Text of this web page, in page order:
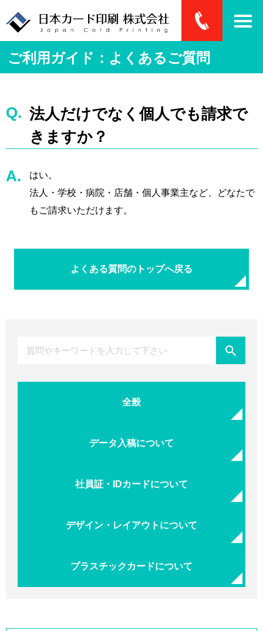
ご利用ガイド：よくあるご質問
法人だけでなく個人でも請求で
きますか？
はい。
法人・学校・病院・店舗・個人事業主など、どなたで
もご請求いただけます。
よくある質問のトップへ戻る
全般
データ入稿について
社員証・IDカードについて
デザイン・レイアウトについて
プラスチックカードについて